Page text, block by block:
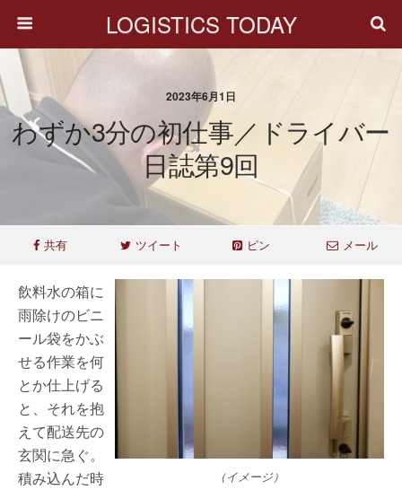
LOGISTICS TODAY
2023年6月1日
わずか3分の初仕事／ドライバー
日誌第9回
共有 ツイート ピン メール
（イメージ）
飲料水の箱に
雨除けのビニ
ール袋をかぶ
せる作業を何
とか仕上げる
と、それを抱
えて配送先の
玄関に急ぐ。
積み込んだ時